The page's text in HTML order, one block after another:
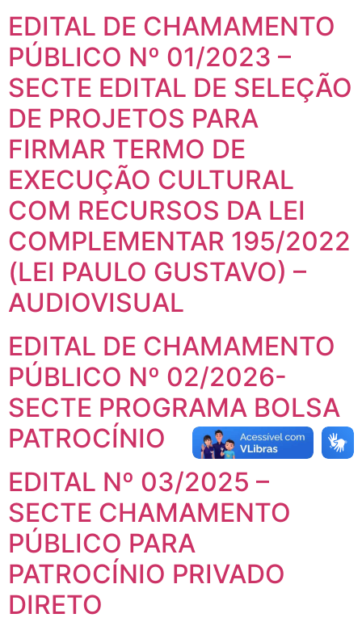
EDITAL DE CHAMAMENTO
PÚBLICO Nº 01/2023 –
SECTE EDITAL DE SELEÇÃO
DE PROJETOS PARA
FIRMAR TERMO DE
EXECUÇÃO CULTURAL
COM RECURSOS DA LEI
COMPLEMENTAR 195/2022
(LEI PAULO GUSTAVO) –
AUDIOVISUAL
EDITAL DE CHAMAMENTO
PÚBLICO Nº 02/2026-
SECTE PROGRAMA BOLSA
PATROCÍNIO
EDITAL Nº 03/2025 –
SECTE CHAMAMENTO
PÚBLICO PARA
PATROCÍNIO PRIVADO
DIRETO